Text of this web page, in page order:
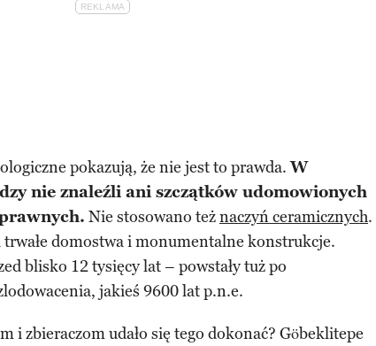
pokazują, że nie jest to prawda.W
nie znaleźli ani szczątków udomowionych
Nie stosowano teżnaczyń ceramicznych.
domostwa i monumentalne konstrukcje.
blisko 12 tysięcy lat – powstały tuż po
jakieś 9600 lat p.n.e.
i zbieraczom udało się tego dokonać? Göbeklitepe